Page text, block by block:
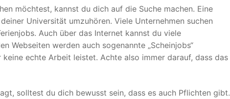
möchtest, kannst du dich auf die Suche machen. Eine
Universität umzuhören. Viele Unternehmen suchen
Auch über das Internet kannst du viele
Webseiten werden auch sogenannte „Scheinjobs“
echte Arbeit leistet. Achte also immer darauf, dass das
solltest du dich bewusst sein, dass es auch Pflichten gibt.